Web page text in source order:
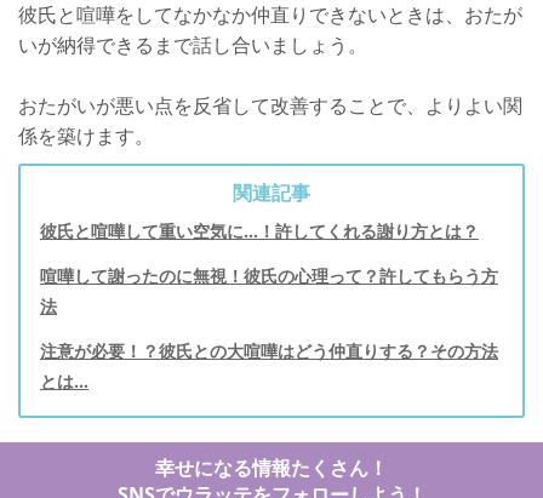
彼氏と喧嘩をしてなかなか仲直りできないときは、おたが
いが納得できるまで話し合いましょう。
おたがいが悪い点を反省して改善することで、よりよい関
係を築けます。
関連記事
彼氏と喧嘩して重い空気に…！許してくれる謝り方とは？
喧嘩して謝ったのに無視！彼氏の心理って？許してもらう方
法
注意が必要！？彼氏との大喧嘩はどう仲直りする？その方法
とは…
幸せになる情報たくさん！